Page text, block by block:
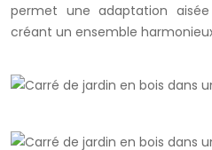
permet une adaptation
créant un ensemble